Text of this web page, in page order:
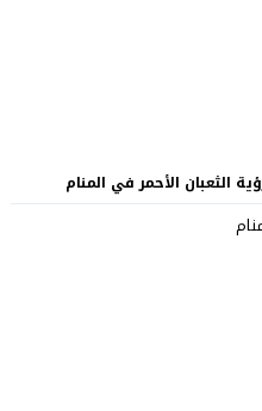
الثعبان الأحمر في المنام